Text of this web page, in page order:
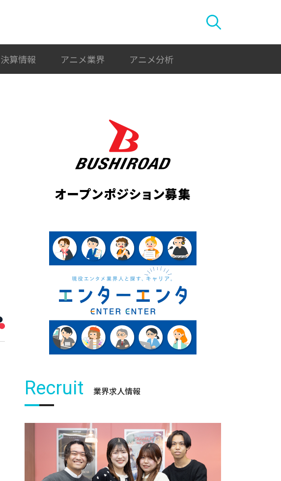
決算情報 アニメ業界 アニメ分析
Recruit 業界求人情報